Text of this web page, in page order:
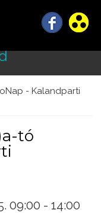
- Kalandparti
tó
09:00 - 14:00